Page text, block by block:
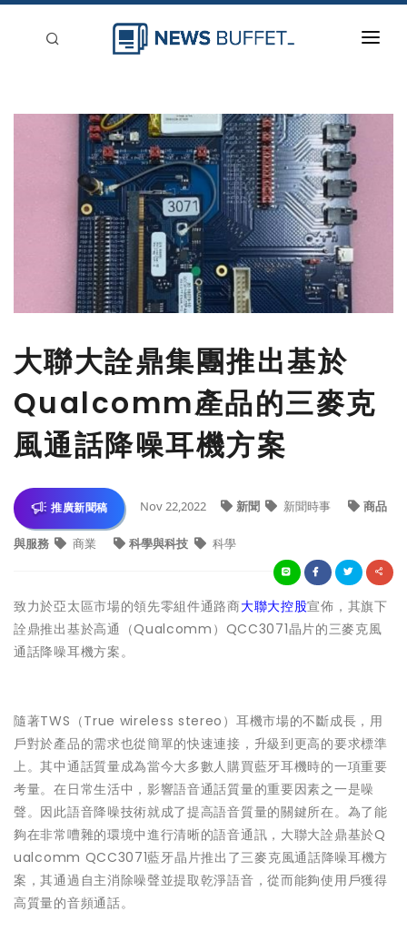
新聞稿分類
大聯大詮鼎集團推出基於
Qualcomm產品的三麥克
風通話降噪耳機方案
推廣新聞稿 Nov 22,2022 新聞 新聞時事 商品
與服務 商業 科學與科技 科學
致力於亞太區市場的領先零組件通路商大聯大控股宣佈，其旗下
詮鼎推出基於高通（Qualcomm）QCC3071晶片的三麥克風
通話降噪耳機方案。
隨著TWS（True wireless stereo）耳機市場的不斷成長，用
戶對於產品的需求也從簡單的快速連接，升級到更高的要求標準
上。其中通話質量成為當今大多數人購買藍牙耳機時的一項重要
考量。在日常生活中，影響語音通話質量的重要因素之一是噪
聲。因此語音降噪技術就成了提高語音質量的關鍵所在。為了能
夠在非常嘈雜的環境中進行清晰的語音通訊，大聯大詮鼎基於Q
ualcomm QCC3071藍牙晶片推出了三麥克風通話降噪耳機方
案，其通過自主消除噪聲並提取乾淨語音，從而能夠使用戶獲得
高質量的音頻通話。